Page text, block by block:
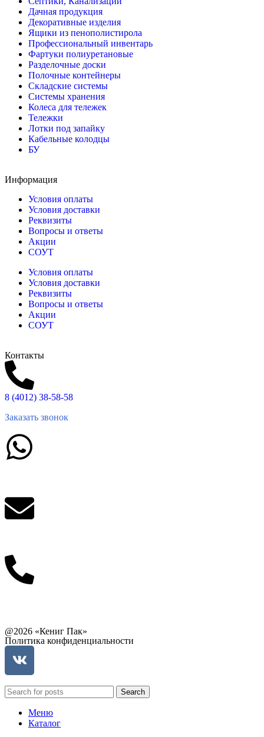
Дачная продукция
Декоративные изделия
Ящики из пенополистирола
Профессиональный инвентарь
Фартуки полиуретановые
Разделочные доски
Полочные контейнеры
Складские системы
Системы хранения
Колеса для тележек
Тележки
Лотки под запайку
Кабельные колодцы
БУ
Информация
Условия оплаты
Условия доставки
Реквизиты
Вопросы и ответы
Акции
СОУТ
Условия оплаты
Условия доставки
Реквизиты
Вопросы и ответы
Акции
СОУТ
Контакты
8 (4012) 38-58-58
Заказать звонок
@2026 «Кениг Пак»
Политика конфиденциальности
Search
Меню
Каталог